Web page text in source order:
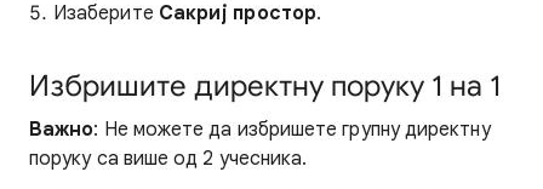
Изаберите Сакриј простор.
Избришите директну поруку 1 на 1
Важно: Не можете да избришете групну директну
поруку са више од 2 учесника.